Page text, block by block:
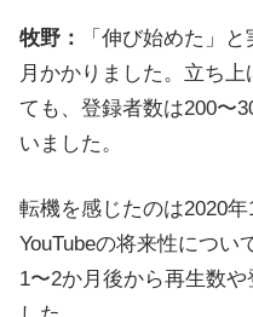
牧野：
「伸び始めた」
月かかりました。立ち
ても、登録者数は200〜
いました。
転機を感じたのは2020
YouTubeの将来性につい
1〜2か月後から再生数